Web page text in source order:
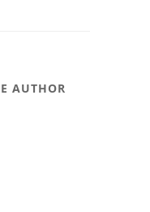
AUTHOR